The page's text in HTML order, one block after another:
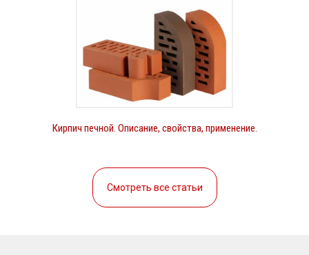
Кирпич печной. Описание, свойства, применение.
Смотреть все статьи